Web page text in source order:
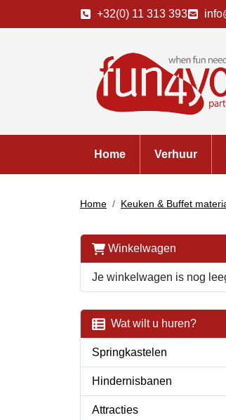
+32(0) 11 313 393
Home Verhuur
Home Keuken & Buffet
Winkelwagen
Je winkelwagen is nog
Wat wilt u huren?
Springkastelen
Hindernisbanen
Attracties